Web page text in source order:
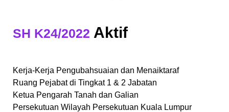
SH K24/2022 Aktif
Kerja-Kerja Pengubahsuaian dan Menaiktaraf
Ruang Pejabat di Tingkat 1 & 2 Jabatan
Ketua Pengarah Tanah dan Galian
Persekutuan Wilayah Persekutuan Kuala Lumpur